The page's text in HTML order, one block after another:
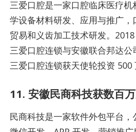
三爱口腔是一家口腔临床医疗机
学设备材料研发、应用与推广
贸易和义齿加工技术研发。2018
三爱口腔连锁与安徽联合邦达公
三爱口腔连锁获天使轮投资 500
11. 安徽民商科技获数百
民商科技是一家软件外包平台，